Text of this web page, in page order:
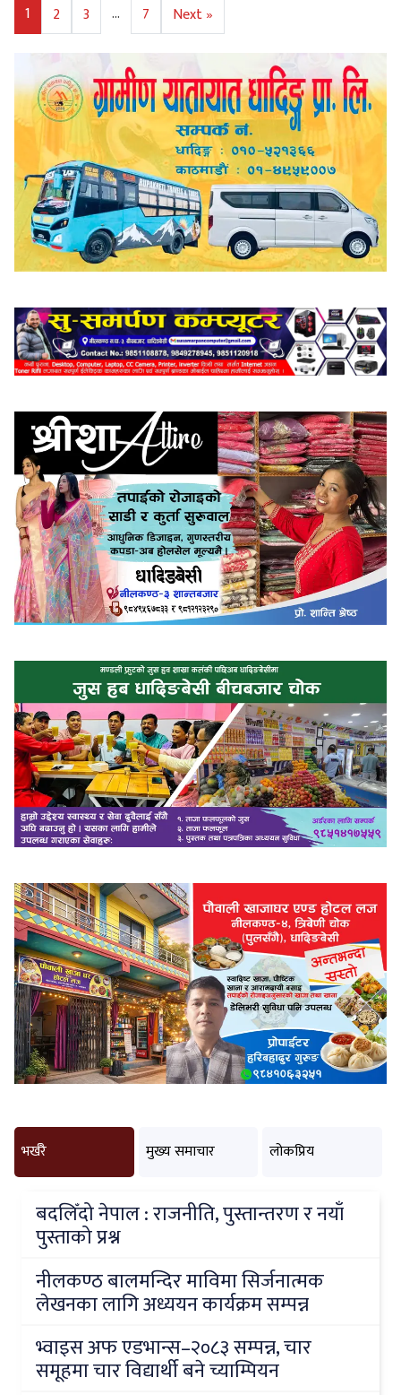
1 2 3 … 7 Next »
भर्खरै मुख्य समाचार लोकप्रिय
बदलिँदो नेपाल : राजनीति, पुस्तान्तरण र नयाँ
पुस्ताको प्रश्न
नीलकण्ठ बालमन्दिर माविमा सिर्जनात्मक
लेखनका लागि अध्ययन कार्यक्रम सम्पन्न
भ्वाइस अफ एडभान्स–२०८३ सम्पन्न, चार
समूहमा चार विद्यार्थी बने च्याम्पियन